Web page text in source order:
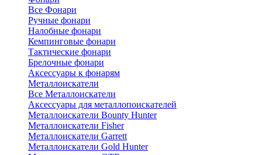
Все Фонари
Ручные фонари
Налобные фонари
Кемпинговые фонари
Тактические фонари
Брелочные фонари
Аксессуары к фонарям
Металлоискатели
Все Металлоискатели
Аксессуары для металлопоискателей
Металлоискатели Bounty Hunter
Металлоискатели Fisher
Металлоискатели Garrett
Металлоискатели Gold Hunter